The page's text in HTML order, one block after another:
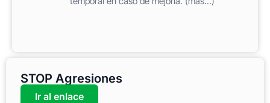
STOP Agresiones
Ir al enlace